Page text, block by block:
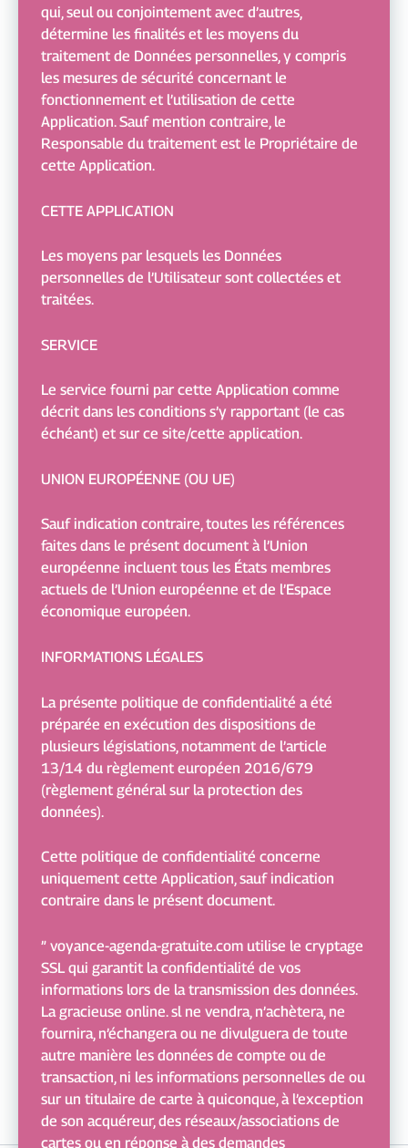
qui, seul ou conjointement avec d’autres,
détermine les finalités et les moyens du
traitement de Données personnelles, y compris
les mesures de sécurité concernant le
fonctionnement et l’utilisation de cette
Application. Sauf mention contraire, le
Responsable du traitement est le Propriétaire de
cette Application.
CETTE APPLICATION
Les moyens par lesquels les Données
personnelles de l’Utilisateur sont collectées et
traitées.
SERVICE
Le service fourni par cette Application comme
décrit dans les conditions s’y rapportant (le cas
échéant) et sur ce site/cette application.
UNION EUROPÉENNE (OU UE)
Sauf indication contraire, toutes les références
faites dans le présent document à l’Union
européenne incluent tous les États membres
actuels de l’Union européenne et de l’Espace
économique européen.
INFORMATIONS LÉGALES
La présente politique de confidentialité a été
préparée en exécution des dispositions de
plusieurs législations, notamment de l’article
13/14 du règlement européen 2016/679
(règlement général sur la protection des
données).
Cette politique de confidentialité concerne
uniquement cette Application, sauf indication
contraire dans le présent document.
” voyance-agenda-gratuite.com utilise le cryptage
SSL qui garantit la confidentialité de vos
informations lors de la transmission des données.
La gracieuse online. sl ne vendra, n’achètera, ne
fournira, n’échangera ou ne divulguera de toute
autre manière les données de compte ou de
transaction, ni les informations personnelles de ou
sur un titulaire de carte à quiconque, à l’exception
de son acquéreur, des réseaux/associations de
cartes ou en réponse à des demandes